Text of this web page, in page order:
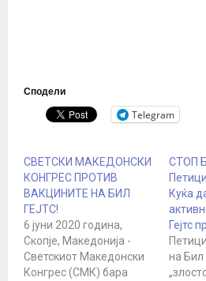
Сподели
Telegram
СВЕТСКИ МАКЕДОНСКИ
КОНГРЕС ПРОТИВ
ВАКЦИНИТЕ НА БИЛ
ГЕЈТС!
6 јуни 2020 година,
Скопје, Македонија -
Светскиот Македонски
Конгрес (СМК) бара
СТОП
Куќа
Гејтс
на Бил